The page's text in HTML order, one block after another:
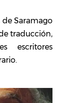
Saramago
traducción,
escritores